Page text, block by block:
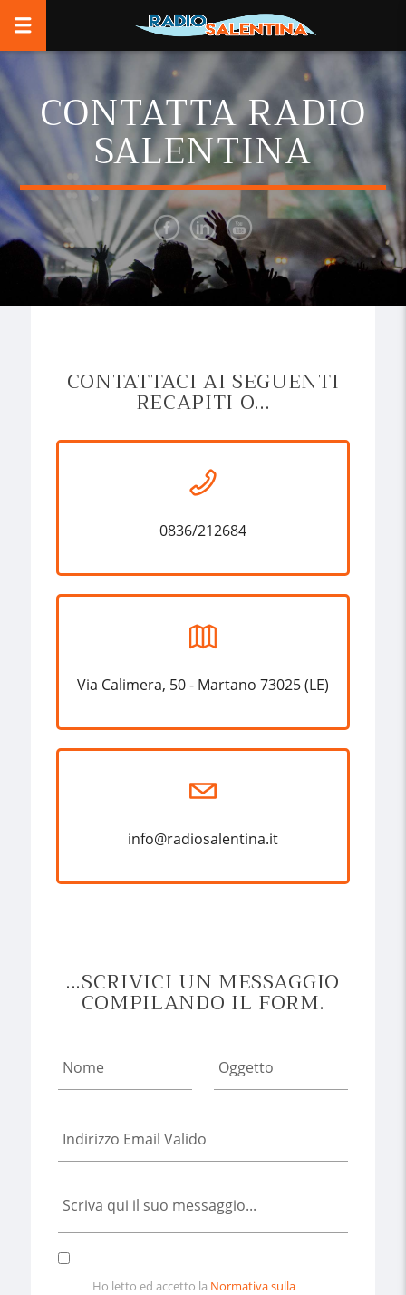
CONTATTA RADIO
SALENTINA
CONTATTACI AI SEGUENTI
RECAPITI O...
0836/212684
Via Calimera, 50 - Martano 73025 (LE)
info@radiosalentina.it
...SCRIVICI UN MESSAGGIO
COMPILANDO IL FORM.
Ho letto ed accetto la Normativa sulla